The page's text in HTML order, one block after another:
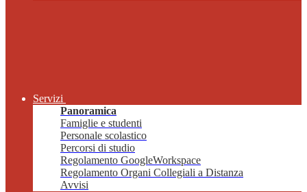
Servizi
Panoramica
Famiglie e studenti
Personale scolastico
Percorsi di studio
Regolamento GoogleWorkspace
Regolamento Organi Collegiali a Distanza
Avvisi